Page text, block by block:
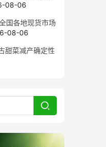
08-06
国各地现货市场
08-06
甜菜减产确定性